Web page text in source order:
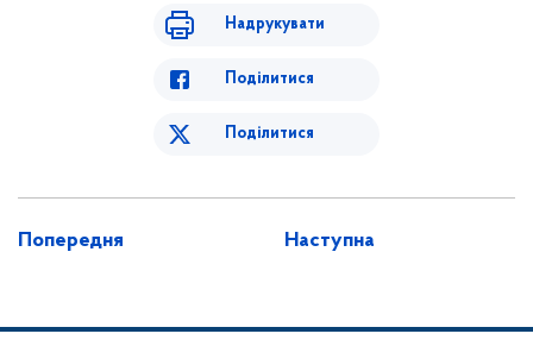
Надрукувати
Поділитися
Поділитися
Попередня Наступна